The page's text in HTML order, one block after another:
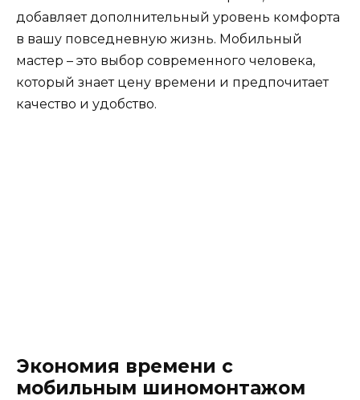
добавляет дополнительный уровень комфорта
в вашу повседневную жизнь. Мобильный
мастер – это выбор современного человека,
который знает цену времени и предпочитает
качество и удобство.
Экономия времени с
мобильным шиномонтажом